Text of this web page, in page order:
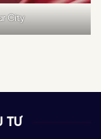
City
TƯ